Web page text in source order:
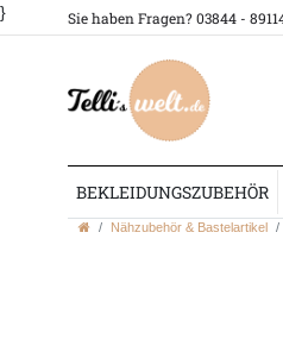
} Sie haben Fragen? 03844 -
BEKLEIDUNGSZUBEHÖR
Nähzubehör & Bastelartikel